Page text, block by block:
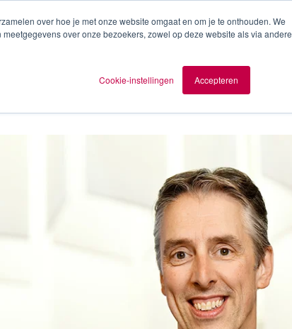
over hoe je met onze website omgaat en om je te onthouden. We
over onze bezoekers, zowel op deze website als via andere
Cookie-instellingen Accepteren